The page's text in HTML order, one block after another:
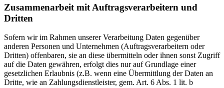
Zusammenarbeit mit Auftragsverarbeitern und
Dritten
Sofern wir im Rahmen unserer Verarbeitung Daten gegenüber
anderen Personen und Unternehmen (Auftragsverarbeitern oder
Dritten) offenbaren, sie an diese übermitteln oder ihnen sonst Zugriff
auf die Daten gewähren, erfolgt dies nur auf Grundlage einer
gesetzlichen Erlaubnis (z.B. wenn eine Übermittlung der Daten an
Dritte, wie an Zahlungsdienstleister, gem. Art. 6 Abs. 1 lit. b